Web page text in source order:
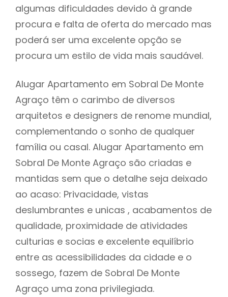
algumas dificuldades devido à grande
procura e falta de oferta do mercado mas
poderá ser uma excelente opção se
procura um estilo de vida mais saudável.
Alugar Apartamento em Sobral De Monte
Agraço têm o carimbo de diversos
arquitetos e designers de renome mundial,
complementando o sonho de qualquer
família ou casal. Alugar Apartamento em
Sobral De Monte Agraço são criadas e
mantidas sem que o detalhe seja deixado
ao acaso: Privacidade, vistas
deslumbrantes e unicas , acabamentos de
qualidade, proximidade de atividades
culturias e socias e excelente equilíbrio
entre as acessibilidades da cidade e o
sossego, fazem de Sobral De Monte
Agraço uma zona privilegiada.